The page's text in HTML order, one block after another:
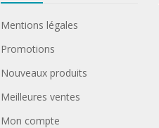
Mentions légales
Promotions
Nouveaux produits
Meilleures ventes
Mon compte